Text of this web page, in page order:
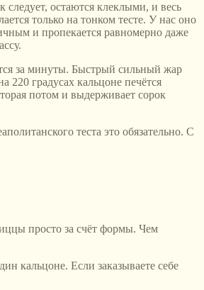
следует, остаются клеклыми, и весь
только на тонком тесте. У нас оно
и пропекается равномерно даже
за минуты. Быстрый сильный жар
220 градусах кальцоне печётся
потом и выдерживает сорок
теста это обязательно. С
просто за счёт формы. Чем
кальцоне. Если заказываете себе